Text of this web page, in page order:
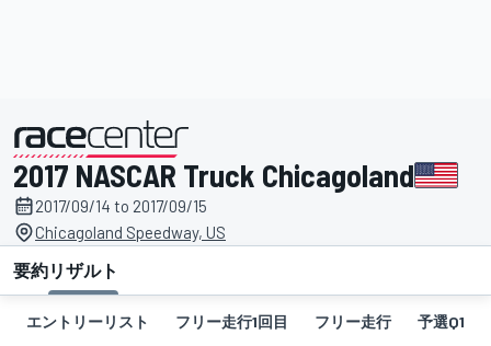
主催
2017 NASCAR Truck Chicagoland
2017/09/14 to 2017/09/15
Chicagoland Speedway, US
要約リザルト
エントリーリスト フリー走行1回目 フリー走行 予選Q1